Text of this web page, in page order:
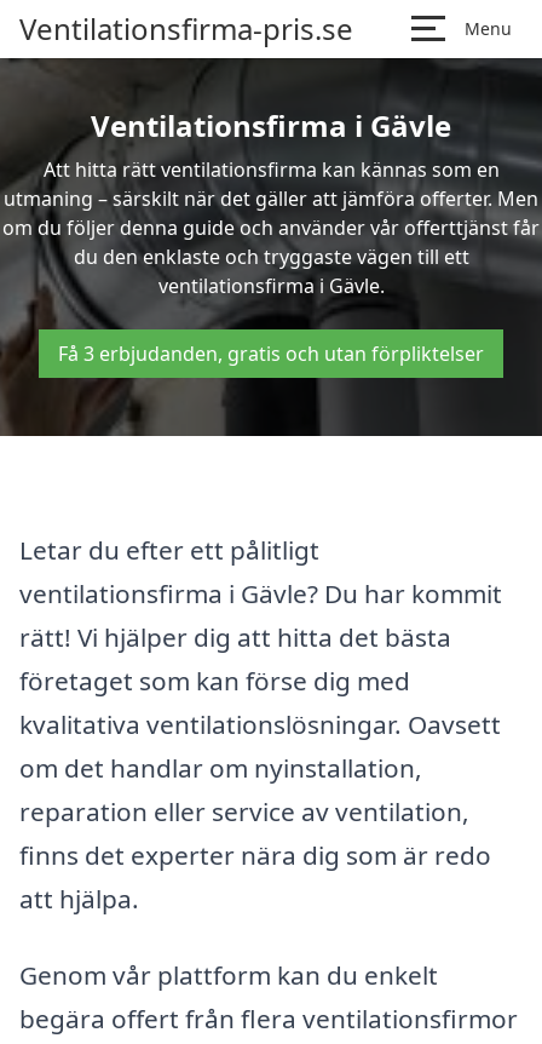
Ventilationsfirma-pris.se Menu
Ventilationsfirma i Gävle
Att hitta rätt ventilationsfirma kan kännas som en
utmaning – särskilt när det gäller att jämföra offerter. Men
om du följer denna guide och använder vår offerttjänst får
du den enklaste och tryggaste vägen till ett
ventilationsfirma i Gävle.
Få 3 erbjudanden, gratis och utan förpliktelser
Letar du efter ett pålitligt
ventilationsfirma i Gävle? Du har kommit
rätt! Vi hjälper dig att hitta det bästa
företaget som kan förse dig med
kvalitativa ventilationslösningar. Oavsett
om det handlar om nyinstallation,
reparation eller service av ventilation,
finns det experter nära dig som är redo
att hjälpa.
Genom vår plattform kan du enkelt
begära offert från flera ventilationsfirmor